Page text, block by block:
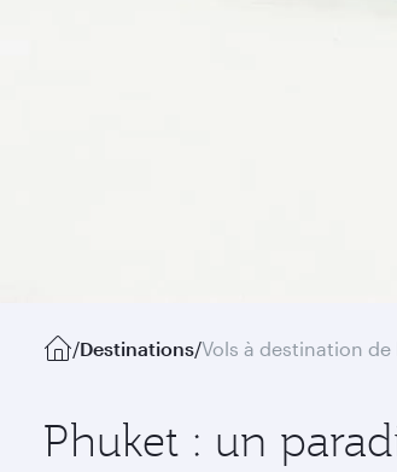
/Destinations/Vols à destination de
Phuket : un